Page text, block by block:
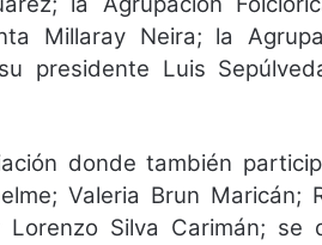
Millaray Neira; la
presidente Luis
donde también
Valeria Brun Maricán;
Lorenzo Silva Carimán;